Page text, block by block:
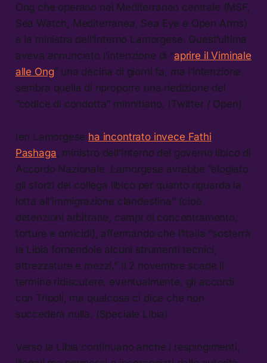
Ong che operano nel Mediterraneo centrale (MSF,
Sea Watch, Mediterranea, Sea Eye e Open Arms)
e la ministra dell’Interno Lamorgese. Quest’ultima
aveva annunciato l’intenzione di “aprire il Viminale
alle Ong” una decina di giorni fa, ma l’intenzione
sembra quella di riproporre una riedizione del
“codice di condotta” minnitiano. (Twitter / Open)
Ieri Lamorgese ha incontrato invece Fathi
Pashaga , ministro dell’Interno del governo libico di
Accordo Nazionale. Lamorgese avrebbe “elogiato
gli sforzi del collega libico per quanto riguarda la
lotta all’immigrazione clandestina” (cioè
detenzioni arbitrarie, campi di concentramento,
torture e omicidi), affermando che l’Italia “sosterrà
la Libia fornendole alcuni strumenti tecnici,
attrezzature e mezzi.” Il 2 novembre scade il
termine ridiscutere, eventualmente, gli accordi
con Tripoli, ma qualcosa ci dice che non
succederà nulla. (Speciale Libia)
Verso la Libia continuano anche i respingimenti,